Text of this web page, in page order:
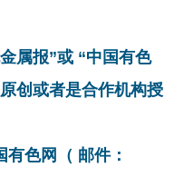
属报”或 “中国有色
创或者是合作机构授
色网（ 邮件：